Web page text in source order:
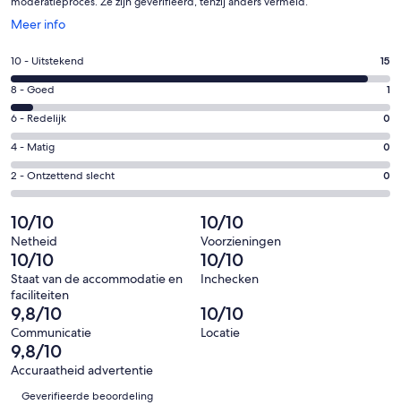
Meer info
Opent
een
nieuw
venster
Gastenscore:
10
-
Uitstekend.
15
van
16
beoordelingen
10 - Uitstekend 15
Gastenscore:
8
-
Goed.
1
van
beoordelingen
8 - Goed 1
Gastenscore:
6
-
Redelijk.
0
van
16
beoordelingen
6 - Redelijk 0
Gastenscore:
4
-
0
van
16
beoordelingen
4 - Matig 0
Gastenscore:
2
-
Ontzettend
slecht.
0
van
16
beoordelingen
2 - Ontzettend slecht 0
10/10
Netheid
10/10
Voorzieningen
10/10
Staat van de accommodatie en
faciliteiten
10/10
Inchecken
9,8/10
Communicatie
10/10
Locatie
9,8/10
Accuraatheid advertentie
Beoordelingen
Geverifieerde beoordeling